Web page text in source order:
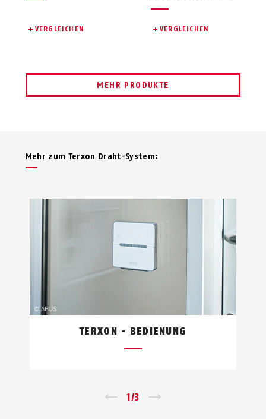
VERGLEICHEN VERGLEICHEN
MEHR PRODUKTE
Mehr zum Terxon Draht-System:
TERXON - BEDIENUNG
1/3